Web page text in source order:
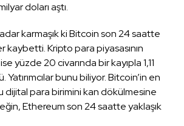
doları aştı.
karmaşık ki Bitcoin son 24 saatte
kaybetti. Kripto para piyasasının
yüzde 20 civarında bir kayıpla 1,11
bunu biliyor. Bitcoin’in en
dijital para birimini kan dökülmesine
Ethereum son 24 saatte yaklaşık